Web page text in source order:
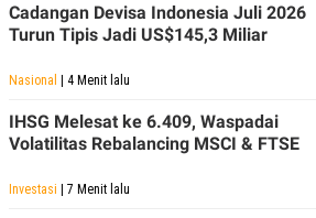
U
S
A
D
T
A
M
A
G
S
NP
Cadangan Devisa Indonesia Juli 2026
Turun Tipis Jadi US$145,3 Miliar
Nasional | 4 Menit lalu
IHSG Melesat ke 6.409, Waspadai
Volatilitas Rebalancing MSCI & FTSE
Investasi | 7 Menit lalu